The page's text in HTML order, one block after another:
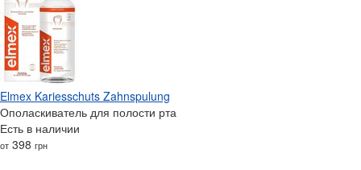
Elmex Kariesschuts Zahnspulung
Ополаскиватель для полости рта
Есть в наличии
от 398 грн